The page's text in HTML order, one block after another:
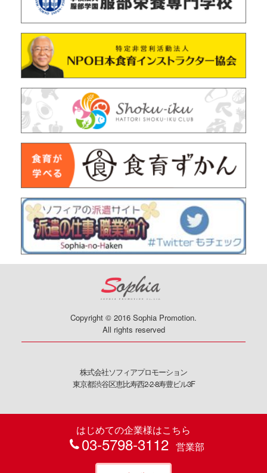
Copyright © 2016 Sophia Promotion.
All rights reserved
株式会社ソフィアプロモーション
東京都渋谷区恵比寿西2-2-8寿豊ビル3F
はじめての企業様はこちら
03-5798-3112 営業部